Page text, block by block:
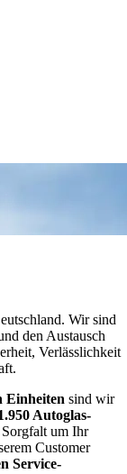
Wir sind
den Austausch
Verlässlichkeit
Einheiten sind wir
Autoglas-
um Ihr
Customer
Service-